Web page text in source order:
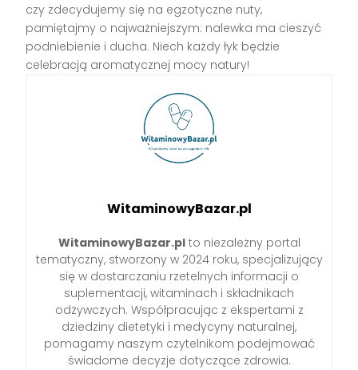
czy zdecydujemy się na egzotyczne nuty,
pamiętajmy o najważniejszym: nalewka ma cieszyć
podniebienie i ducha. Niech każdy łyk będzie
celebracją aromatycznej mocy natury!
WitaminowyBazar.pl
WitaminowyBazar.plto niezależny portal
tematyczny, stworzony w 2024 roku, specjalizujący
się w dostarczaniu rzetelnych informacji o
suplementacji, witaminach i składnikach
odżywczych. Współpracując z ekspertami z
dziedziny dietetyki i medycyny naturalnej,
pomagamy naszym czytelnikom podejmować
świadome decyzje dotyczące zdrowia.